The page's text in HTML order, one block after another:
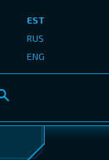
EST
RUS
ENG